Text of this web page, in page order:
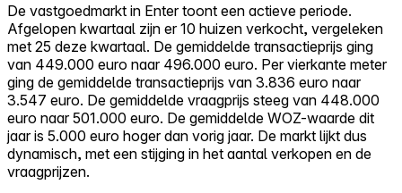
Alles-in-één
Reviews
Prijzen
Log in
Probeer Walter gratis
De vastgoedmarkt in Enter toont een actieve periode.
Afgelopen kwartaal zijn er 10 huizen verkocht, vergeleken
met 25 deze kwartaal. De gemiddelde transactieprijs ging
van 449.000 euro naar 496.000 euro. Per vierkante meter
ging de gemiddelde transactieprijs van 3.836 euro naar
3.547 euro. De gemiddelde vraagprijs steeg van 448.000
euro naar 501.000 euro. De gemiddelde WOZ-waarde dit
jaar is 5.000 euro hoger dan vorig jaar. De markt lijkt dus
dynamisch, met een stijging in het aantal verkopen en de
vraagprijzen.